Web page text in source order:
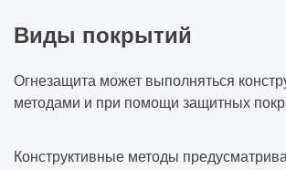
Виды покрытий
Огнезащита может выполняться
методами и при помощи защитных
Конструктивные методы